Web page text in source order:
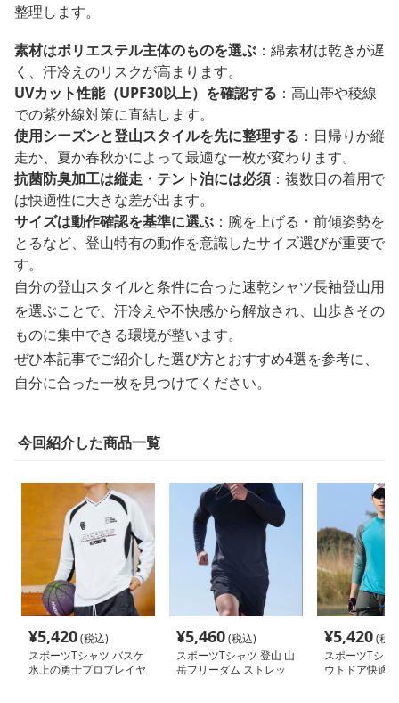
整理します。
素材はポリエステル主体のものを選ぶ ：綿素材は乾きが遅
く、汗冷えのリスクが高まります。
UVカット性能（UPF30以上）を確認する ：高山帯や稜線
での紫外線対策に直結します。
使用シーズンと登山スタイルを先に整理する ：日帰りか縦
走か、夏か春秋かによって最適な一枚が変わります。
抗菌防臭加工は縦走・テント泊には必須 ：複数日の着用で
は快適性に大きな差が出ます。
サイズは動作確認を基準に選ぶ ：腕を上げる・前傾姿勢を
とるなど、登山特有の動作を意識したサイズ選びが重要で
す。
自分の登山スタイルと条件に合った速乾シャツ長袖登山用
を選ぶことで、汗冷えや不快感から解放され、山歩きその
ものに集中できる環境が整います。
ぜひ本記事でご紹介した選び方とおすすめ4選を参考に、
自分に合った一枚を見つけてください。
今回紹介した商品一覧
¥5,420(税込)
スポーツTシャツ バスケ
氷上の勇士プロプレイヤ
¥5,460(税込)
スポーツTシャツ 登山 山
岳フリーダム ストレッ
¥5,420(税
スポーツTシャ
ウトドア快適